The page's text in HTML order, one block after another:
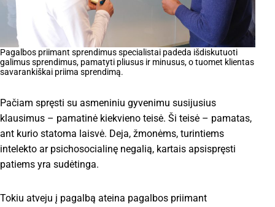
Pagalbos priimant sprendimus specialistai padeda išdiskutuoti
galimus sprendimus, pamatyti pliusus ir minusus, o tuomet klientas
savarankiškai priima sprendimą.
Pačiam spręsti su asmeniniu gyvenimu susijusius
klausimus – pamatinė kiekvieno teisė. Ši teisė – pamatas,
ant kurio statoma laisvė. Deja, žmonėms, turintiems
intelekto ar psichosocialinę negalią, kartais apsispręsti
patiems yra sudėtinga.
Tokiu atveju į pagalbą ateina pagalbos priimant